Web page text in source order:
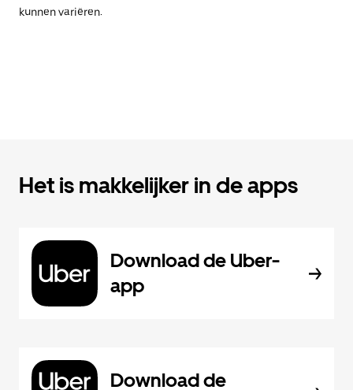
kunnen variëren.
Het is makkelijker in de apps
Download de Uber-
app
Download de